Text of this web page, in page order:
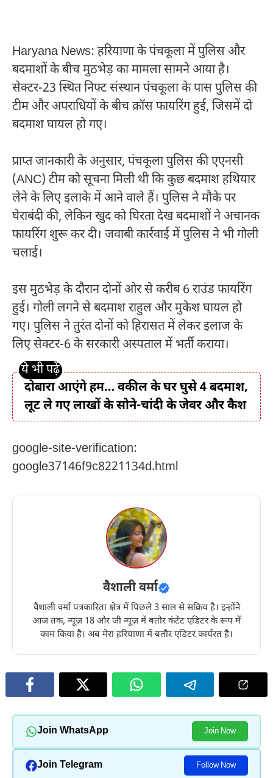
Haryana News: हरियाणा के पंचकूला में पुलिस और
बदमाशों के बीच मुठभेड़ का मामला सामने आया है।
सेक्टर-23 स्थित निफ्ट संस्थान पंचकूला के पास पुलिस की
टीम और अपराधियों के बीच क्रॉस फायरिंग हुई, जिसमें दो
बदमाश घायल हो गए।
प्राप्त जानकारी के अनुसार, पंचकूला पुलिस की एएनसी
(ANC) टीम को सूचना मिली थी कि कुछ बदमाश हथियार
लेने के लिए इलाके में आने वाले हैं। पुलिस ने मौके पर
घेराबंदी की, लेकिन खुद को घिरता देख बदमाशों ने अचानक
फायरिंग शुरू कर दी। जवाबी कार्रवाई में पुलिस ने भी गोली
चलाई।
इस मुठभेड़ के दौरान दोनों ओर से करीब 6 राउंड फायरिंग
हुई। गोली लगने से बदमाश राहुल और मुकेश घायल हो
गए। पुलिस ने तुरंत दोनों को हिरासत में लेकर इलाज के
लिए सेक्टर-6 के सरकारी अस्पताल में भर्ती कराया।
दोबारा आएंगे हम… वकील के घर घुसे 4 बदमाश,
लूट ले गए लाखों के सोने-चांदी के जेवर और कैश
google-site-verification:
google37146f9c8221134d.html
वैशाली वर्मा
वैशाली वर्मा पत्रकारिता क्षेत्र में पिछले 3 साल से सक्रिय है। इन्होंने
आज तक, न्यूज़ 18 और जी न्यूज़ में बतौर कंटेंट एडिटर के रूप में
काम किया है। अब मेरा हरियाणा में बतौर एडिटर कार्यरत है।
Join WhatsApp Join Now
Join Telegram Follow Now